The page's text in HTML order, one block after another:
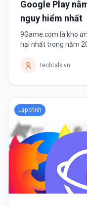
Google Play
nguy hiểm nhất
9Game.com là kho
hại nhất trong năm
năm 2019 của công
techtalk.vn
Lập trình